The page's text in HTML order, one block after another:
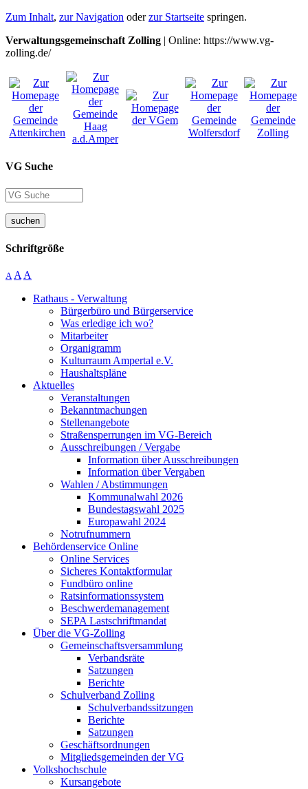
Zum Inhalt, zur Navigation oderzur Startseite springen.
Verwaltungsgemeinschaft Zolling | Online: https://www.vg-
zolling.de/
VG Suche
suchen
Schriftgröße
A A A
Rathaus - Verwaltung
Bürgerbüro und Bürgerservice
Was erledige ich wo?
Mitarbeiter
Organigramm
Kulturraum Ampertal e.V.
Haushaltspläne
Aktuelles
Veranstaltungen
Bekanntmachungen
Stellenangebote
Straßensperrungen im VG-Bereich
Ausschreibungen / Vergabe
Information über Ausschreibungen
Information über Vergaben
Wahlen / Abstimmungen
Kommunalwahl 2026
Bundestagswahl 2025
Europawahl 2024
Notrufnummern
Behördenservice Online
Online Services
Sicheres Kontaktformular
Fundbüro online
Ratsinformationssystem
Beschwerdemanagement
SEPA Lastschriftmandat
Über die VG-Zolling
Gemeinschaftsversammlung
Verbandsräte
Satzungen
Berichte
Schulverband Zolling
Schulverbandssitzungen
Berichte
Satzungen
Geschäftsordnungen
Mitgliedsgemeinden der VG
Volkshochschule
Kursangebote